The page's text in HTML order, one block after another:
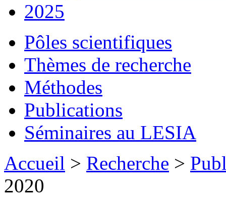
2025
Pôles scientifiques
Thèmes de recherche
Méthodes
Publications
Séminaires au LESIA
Accueil > Recherche >
2020